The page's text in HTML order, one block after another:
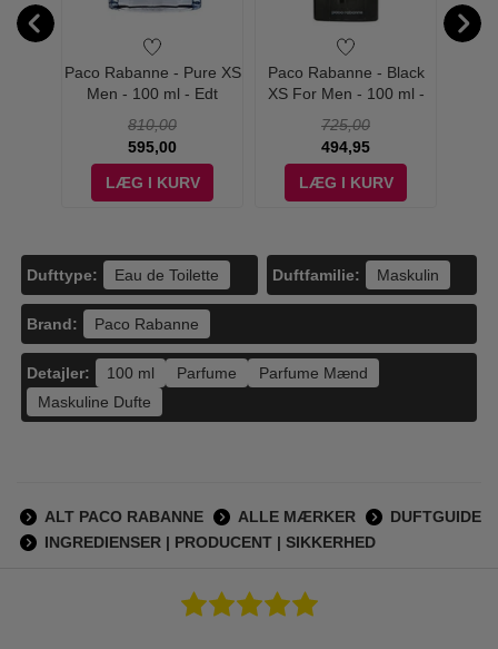
Paco Rabanne - Pure XS
Men - 100 ml - Edt
810,00
595,00
LÆG I KURV
Paco Rabanne - Black
XS For Men - 100 ml -
725,00
494,95
LÆG I KURV
Dufttype: Eau de Toilette Duftfamilie: Maskulin
Brand: Paco Rabanne
Detajler: 100 ml Parfume
Parfume Mænd
Maskuline Dufte
ALT PACO RABANNE ALLE MÆRKER
DUFTGUIDE
INGREDIENSER | PRODUCENT | SIKKERHED